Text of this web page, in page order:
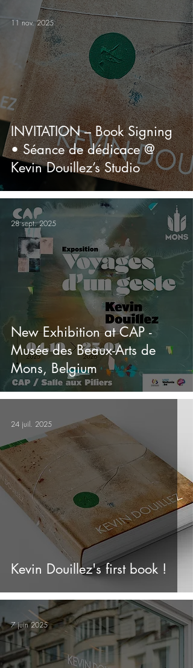
INVITATION – Book Signing
• Séance de dédicace @
Kevin Douillez’s Studio
11 nov. 2025
New Exhibition at CAP -
Musée des Beaux-Arts de
Mons, Belgium
28 sept. 2025
Kevin Douillez's first book !
24 juil. 2025
7 juin 2025